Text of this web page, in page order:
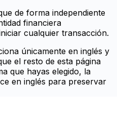
de forma independiente
financiera
cualquier transacción.
únicamente en inglés y
el resto de esta página
que hayas elegido, la
en inglés para preservar